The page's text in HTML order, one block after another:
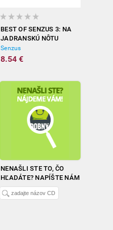
BEST OF SENZUS 3: NA
JADRANSKÚ NÔTU
Senzus
8.54 €
NENAŠLI STE TO, ČO
HĽADÁTE? NAPÍŠTE NÁM